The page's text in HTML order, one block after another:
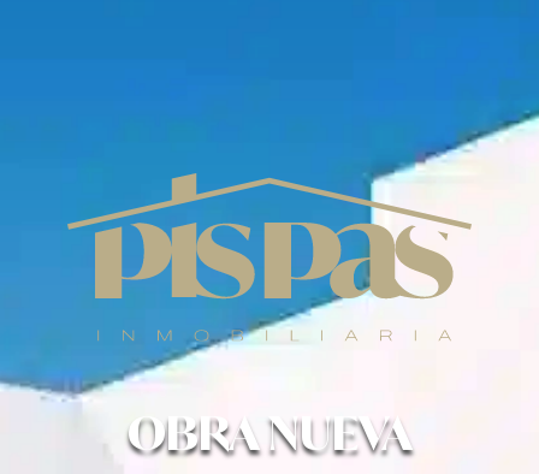
OBRA NUEVA